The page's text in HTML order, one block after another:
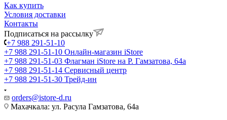
Как купить
Условия доставки
Контакты
Подписаться на рассылку
+7 988 291-51-10
+7 988 291-51-10 Онлайн-магазин iStore
+7 988 291-51-03 Флагман iStore на Р. Гамзатова, 64а
+7 988 291-51-14 Сервисный центр
+7 988 291-51-30 Трейд-ин
orders@istore-d.ru
Махачкала: ул. Расула Гамзатова, 64а